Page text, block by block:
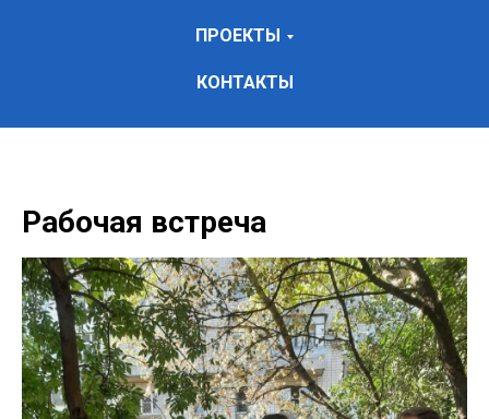
ПРОЕКТЫ
КОНТАКТЫ
Рабочая встреча